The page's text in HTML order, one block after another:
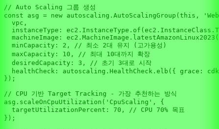
// Auto Scaling 그룹 생성
const asg = new autoscaling. AutoScalingGroup ( this ,
  vpc,
instanceType : ec2. InstanceType . of (ec2. InstanceClass .
machineImage : ec2. MachineImage . latestAmazonLinux2023
minCapacity : 2 , // 최소 2대 유지 (고가용성)
maxCapacity : 10 , // 최대 10대까지 확장
desiredCapacity : 3 , // 초기 3대로 시작
healthCheck : autoscaling. HealthCheck . elb ({ grace :
});
// CPU 기반 Target Tracking - 가장 추천하는 방식
asg. scaleOnCpuUtilization ( 'CpuScaling' , {
targetUtilizationPercent : 70 , // CPU 70% 목표
});